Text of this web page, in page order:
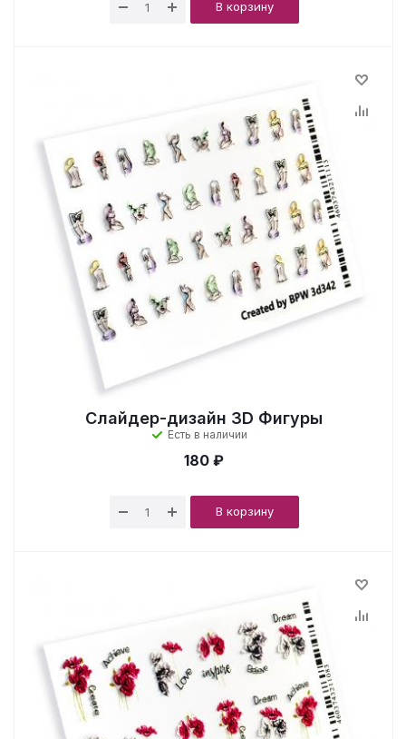
В корзину
Слайдер-дизайн 3D Фигуры
Есть в наличии
180 ₽
В корзину